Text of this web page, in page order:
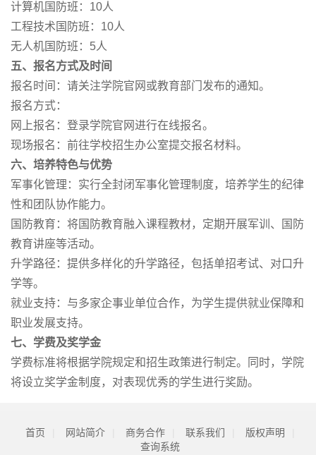
计算机国防班：10人
工程技术国防班：10人
无人机国防班：5人
五、报名方式及时间
报名时间：请关注学院官网或教育部门发布的通知。
报名方式：
网上报名：登录学院官网进行在线报名。
现场报名：前往学校招生办公室提交报名材料。
六、培养特色与优势
军事化管理：实行全封闭军事化管理制度，培养学生的纪律
性和团队协作能力。
国防教育：将国防教育融入课程教材，定期开展军训、国防
教育讲座等活动。
升学路径：提供多样化的升学路径，包括单招考试、对口升
学等。
就业支持：与多家企事业单位合作，为学生提供就业保障和
职业发展支持。
七、学费及奖学金
学费标准将根据学院规定和招生政策进行制定。同时，学院
将设立奖学金制度，对表现优秀的学生进行奖励。
首页 网站简介 商务合作 联系我们 版权声明
查询系统